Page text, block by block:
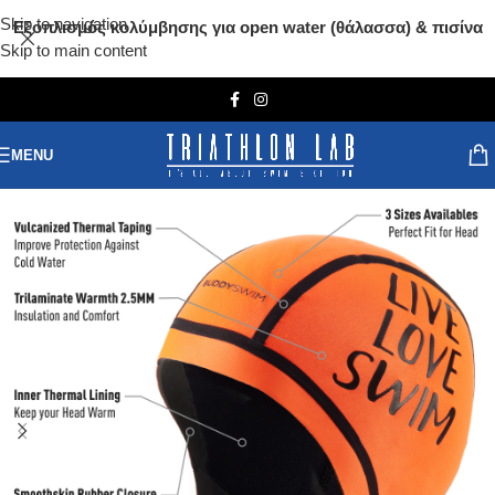
Skip to navigation
Skip to main content
Εξοπλισμός κολύμβησης για open water (θάλασσα) & πισίνα
MENU